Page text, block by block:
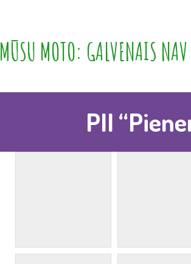
MŪSU MOTO: GALVENAIS
PII